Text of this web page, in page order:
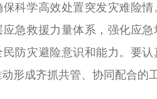
保科学高效处置突发灾难险
急救援力量体系，强化应
防灾避险意识和能力。要
形成齐抓共管、协同配合的